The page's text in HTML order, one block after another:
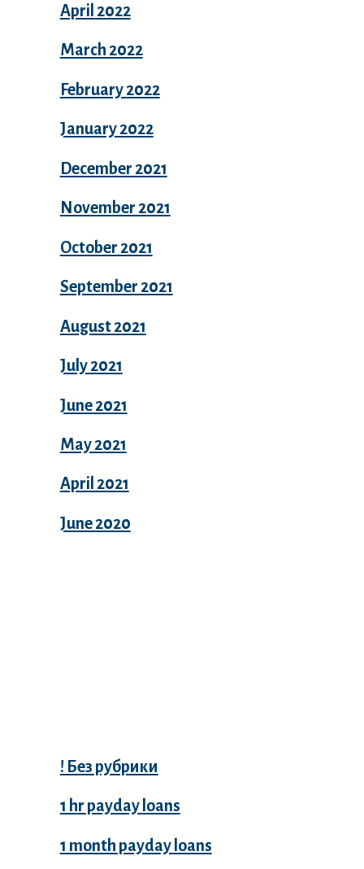
April 2022
March 2022
February 2022
January 2022
December 2021
November 2021
October 2021
September 2021
August 2021
July 2021
June 2021
May 2021
April 2021
June 2020
! Без рубрики
1 hr payday loans
1 month payday loans